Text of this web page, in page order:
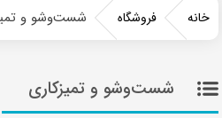
خانه فروشگاه شست‌وشو و
شست‌وشو و تمیزکاری